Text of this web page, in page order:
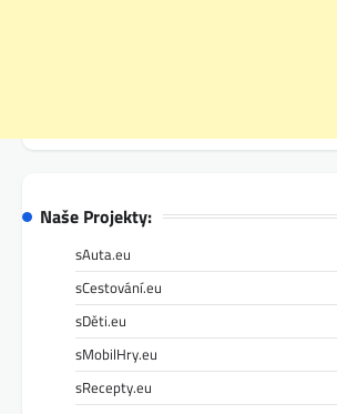
Naše Projekty:
sAuta.eu
sCestování.eu
sDěti.eu
sMobilHry.eu
sRecepty.eu